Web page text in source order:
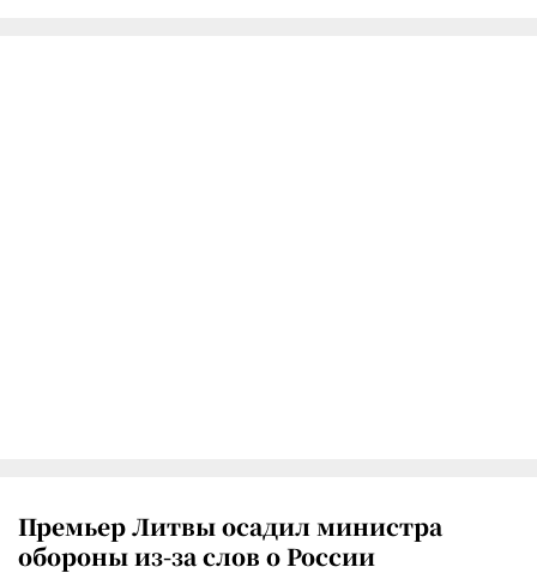
Премьер Литвы осадил министра
обороны из-за слов о России